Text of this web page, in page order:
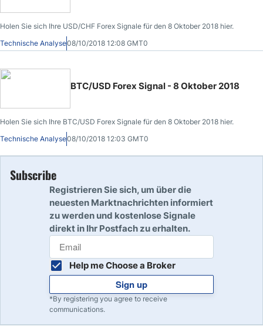
Holen Sie sich Ihre USD/CHF Forex Signale für den 8 Oktober 2018 hier.
Technische Analyse08/10/2018 12:08 GMT0
BTC/USD Forex Signal - 8 Oktober 2018
Holen Sie sich Ihre BTC/USD Forex Signale für den 8 Oktober 2018 hier.
Technische Analyse08/10/2018 12:03 GMT0
Subscribe
Registrieren Sie sich, um über die
neuesten Marktnachrichten informiert
zu werden und kostenlose Signale
direkt in Ihr Postfach zu erhalten.
Help me Choose a Broker
Sign up
*By registering you agree to receive
communications.